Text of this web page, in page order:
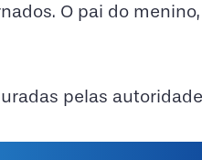
O pai do
pelas